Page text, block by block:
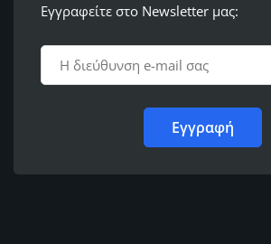
Εγγραφείτε στο Newsletter μας: